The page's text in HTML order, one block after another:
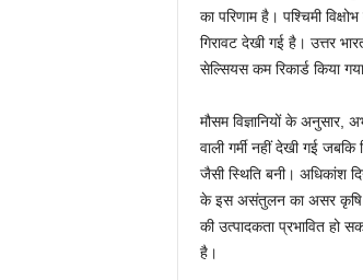
का परिणाम है। पश्चिमी
गिरावट देखी गई है। उत्तर
सेल्सियस कम रिकार्ड किया
मौसम विज्ञानियों के अनुसार,
वाली गर्मी नहीं देखी गई
जैसी स्थिति बनी। अधिकांश
के इस असंतुलन का असर कृषि
की उत्पादकता प्रभावित हो
है।